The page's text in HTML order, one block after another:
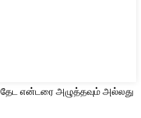
தேட என்டரை அழுத்தவும் அல்லது